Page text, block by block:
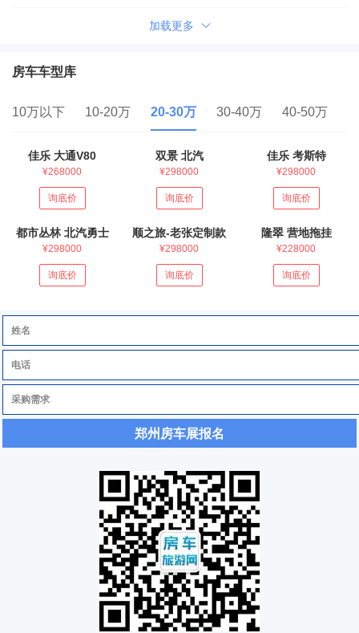
加载更多
房车车型库
10万以下 10-20万 20-30万 30-40万 40-50万
佳乐 大通V80
¥268000
询底价
双景 北汽
¥298000
询底价
佳乐 考斯特
¥298000
询底价
都市丛林 北汽勇士
¥298000
询底价
顺之旅-老张定制款
¥298000
询底价
隆翠 营地拖挂
¥228000
询底价
郑州房车展报名